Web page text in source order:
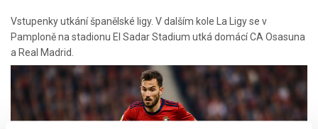
Vstupenky utkání španělské ligy. V dalším kole La Ligy se v
Pamploně na stadionu El Sadar Stadium utká domácí CA Osasuna
a Real Madrid.